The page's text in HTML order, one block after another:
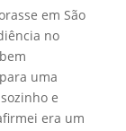
em São
no
uma
e
era um